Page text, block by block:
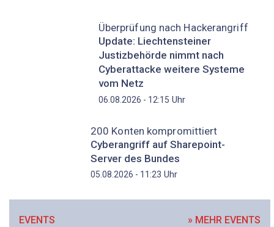
Überprüfung nach Hackerangriff
Update: Liechtensteiner
Justizbehörde nimmt nach
Cyberattacke weitere Systeme
vom Netz
06.08.2026 - 12:15 Uhr
200 Konten kompromittiert
Cyberangriff auf Sharepoint-
Server des Bundes
05.08.2026 - 11:23 Uhr
EVENTS » MEHR EVENTS